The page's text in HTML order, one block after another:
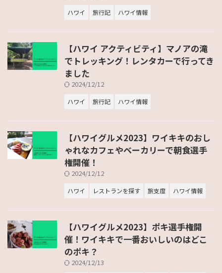
ハワイ 旅行記 ハワイ情報
【ハワイ アクティビティ】マノアの滝
でトレッキング！レンタカーで行ってき
ました
2024/12/12
ハワイ 旅行記 ハワイ情報
【ハワイグルメ2023】ワイキキのおし
ゃれなカフェやベーカリーで朝食選手
権開催！
2024/12/12
ハワイ レストランを探す 旅支度 ハワイ情報
【ハワイグルメ2023】ポキ選手権開
催！ワイキキで一番おいしいのはどこ
のポキ？
2024/12/13